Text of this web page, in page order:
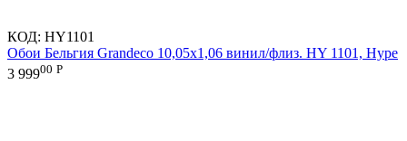
КОД: HY1101
Обои Бельгия Grandeco 10,05х1,06 винил/флиз. HY 1101, Hype
3 99900 Р